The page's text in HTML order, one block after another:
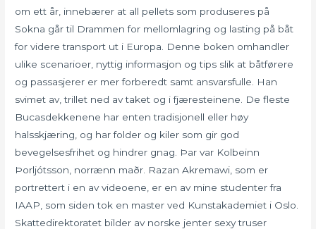
om ett år, innebærer at all pellets som produseres på
Sokna går til Drammen for mellomlagring og lasting på båt
for videre transport ut i Europa. Denne boken omhandler
ulike scenarioer, nyttig informasjon og tips slik at båtførere
og passasjerer er mer forberedt samt ansvarsfulle. Han
svimet av, trillet ned av taket og i fjæresteinene. De fleste
Bucasdekkenene har enten tradisjonell eller høy
halsskjæring, og har folder og kiler som gir god
bevegelsesfrihet og hindrer gnag. Þar var Kolbeinn
Þorljótsson, norrænn maðr. Razan Akremawi, som er
portrettert i en av videoene, er en av mine studenter fra
IAAP, som siden tok en master ved Kunstakademiet i Oslo.
Skattedirektoratet bilder av norske jenter sexy truser